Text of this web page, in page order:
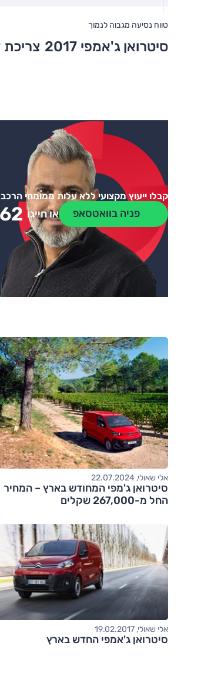
טווח נסיעה מגבוה לנמוך
סיטרואן ג'אמפי 2017 צריכת
קבלו ייעוץ מקצועי ללא עלות ממומחי
פניה בוואטסאפ או חייגו
אלי שאולי, 22.07.2024
סיטרואן ג'מפי המחודש בארץ – המחיר
החל מ-267,000 שקלים
אלי שאולי, 19.02.2017
סיטרואן ג'אמפי החדש בארץ